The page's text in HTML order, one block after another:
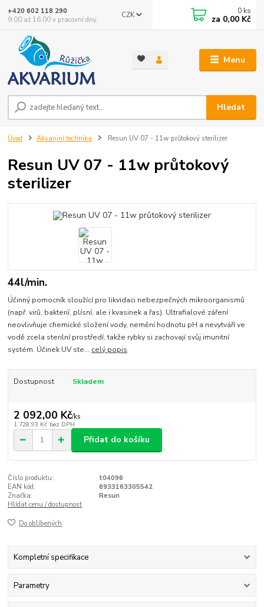
Menu
CZK
Hledat
+420 602 118 290
9:00 až 16:00 v pracovní dny
0 ks
za 0,00 Kč
Úvod Akvarijní technika Resun UV 07 - 11w průtokový sterilizer
Resun UV 07 - 11w průtokový
sterilizer
44l/min.
Účinný pomocník sloužící pro likvidaci nebezpečných mikroorganismů
(např. virů, bakterií, plísní, ale i kvasinek a řas). Ultrafialové záření
neovlivňuje chemické složení vody, nemění hodnotu pH a nevytváří ve
vodě zcela sterilní prostředí, takže rybky si zachovají svůj imunitní
systém. Účinek UV ste... celý popis
Dostupnost Skladem
2 092,00 Kč/ks
1 728,93 Kč bez DPH
Přidat do košíku
Číslo produktu:
t04096
EAN kód:
6933163305542
Značka:
Resun
Hlídat cenu / dostupnost
Do oblíbených
Kompletní specifikace
Parametry